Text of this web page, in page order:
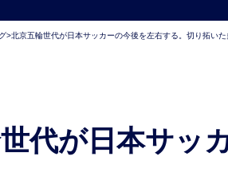
>北京五輪世代が日本サッカーの今後を左右する。切り拓いた